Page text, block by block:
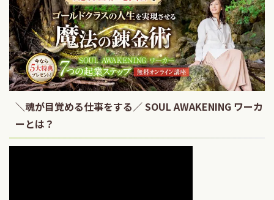
＼魂が目覚める仕事をする／ SOUL AWAKENING ワーカ
ーとは？